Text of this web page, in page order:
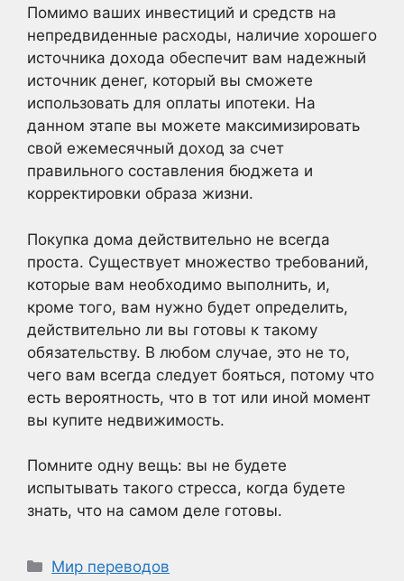
Помимо ваших инвестиций и средств на
непредвиденные расходы, наличие хорошего
источника дохода обеспечит вам надежный
источник денег, который вы сможете
использовать для оплаты ипотеки. На
данном этапе вы можете максимизировать
свой ежемесячный доход за счет
правильного составления бюджета и
корректировки образа жизни.
Покупка дома действительно не всегда
проста. Существует множество требований,
которые вам необходимо выполнить, и,
кроме того, вам нужно будет определить,
действительно ли вы готовы к такому
обязательству. В любом случае, это не то,
чего вам всегда следует бояться, потому что
есть вероятность, что в тот или иной момент
вы купите недвижимость.
Помните одну вещь: вы не будете
испытывать такого стресса, когда будете
знать, что на самом деле готовы.
Рубрики
Мир переводов